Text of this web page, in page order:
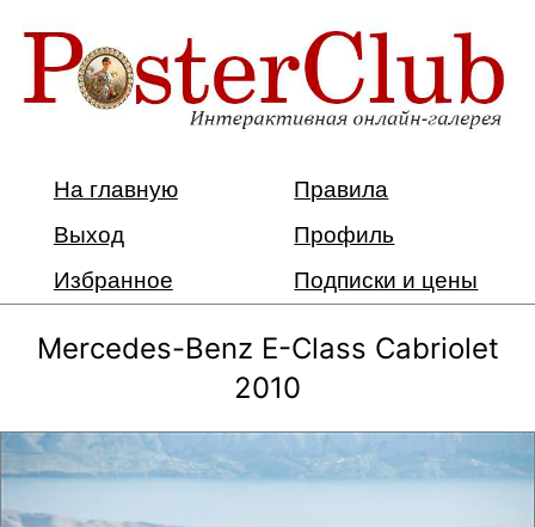
На главную
Правила
Выход
Профиль
Избранное
Подписки и цены
Mercedes-Benz E-Class Cabriolet
2010